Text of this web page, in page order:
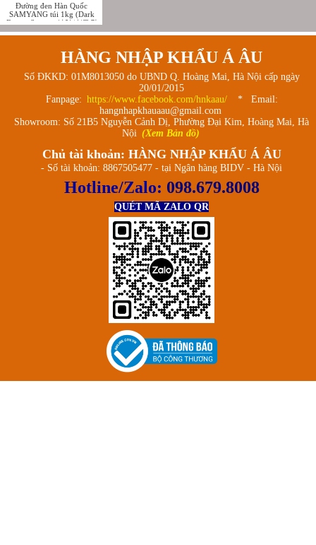
Đường đen Hàn Quốc
SAMYANG túi 1kg (Dark
Brown Suger - 삼양사/큐원
흑설탕)
HÀNG NHẬP KHẨU Á ÂU
Số ĐKKD: 01M8013050 do UBND Q. Hoàng Mai, Hà Nội cấp ngày
20/01/2015
Fanpage: https://www.facebook.com/hnkaau/
* Email:
hangnhapkhauaau@gmail.com
Showroom: Số 21B5 Nguyễn Cảnh Dị, Phường Đại Kim, Hoàng Mai, Hà
Nội (Xem Bản đồ)
Chủ tài khoản: HÀNG NHẬP KHẨU Á ÂU
- Số tài khoản: 8867505477 - tại Ngân hàng BIDV - Hà Nội
Hotline/Zalo: 098.679.8008
QUÉT MÃ ZALO QR